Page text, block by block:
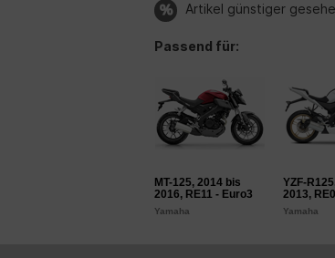
Artikel günstiger
Passend für:
MT-125, 2014 bis
2016, RE11 - Euro3
Yamaha
YZF-
2013,
Yamaha